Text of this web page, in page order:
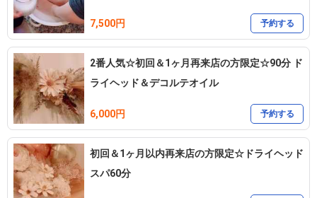
7,500円 予約する
2番人気☆初回＆1ヶ月再来店の方限定☆90分 ド
ライヘッド＆デコルテオイル
6,000円 予約する
初回＆1ヶ月以内再来店の方限定☆ドライヘッド
スパ60分